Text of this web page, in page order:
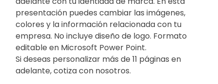
presentación puedes cambiar las imágenes,
colores y la información relacionada con tu
empresa. No incluye diseño de logo. Formato
editable en Microsoft Power Point.
Si deseas personalizar más de 11 páginas en
adelante, cotiza con nosotros.